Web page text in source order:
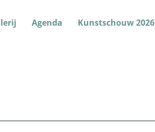
Agenda Kunstschouw 2026